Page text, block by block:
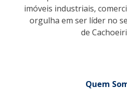
imóveis industriais,
orgulha em ser líder no
de
Quem